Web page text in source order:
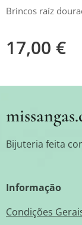
Brincos raíz
17,00 €
Bijuteria feita
Informação
Condições